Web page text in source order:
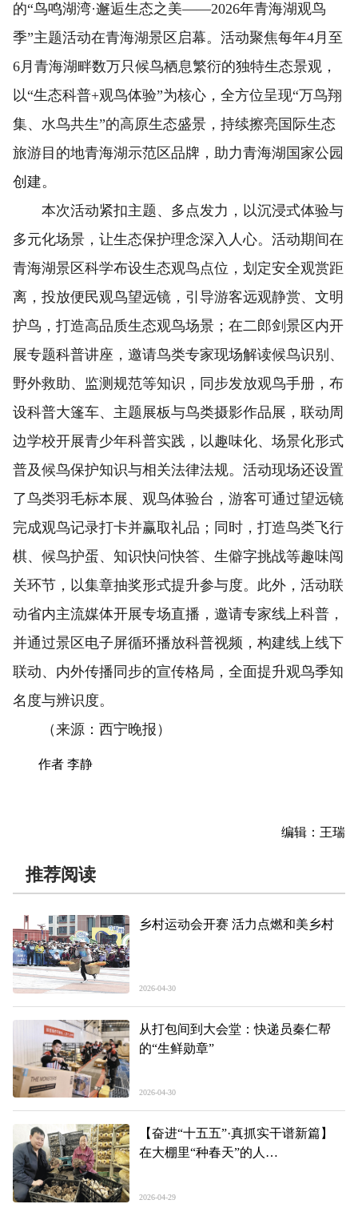
的“鸟鸣湖湾·邂逅生态之美——2026年青海湖观鸟
季”主题活动在青海湖景区启幕。活动聚焦每年4月至
6月青海湖畔数万只候鸟栖息繁衍的独特生态景观，
以“生态科普+观鸟体验”为核心，全方位呈现“万鸟翔
集、水鸟共生”的高原生态盛景，持续擦亮国际生态
旅游目的地青海湖示范区品牌，助力青海湖国家公园
创建。
本次活动紧扣主题、多点发力，以沉浸式体验与
多元化场景，让生态保护理念深入人心。活动期间在
青海湖景区科学布设生态观鸟点位，划定安全观赏距
离，投放便民观鸟望远镜，引导游客远观静赏、文明
护鸟，打造高品质生态观鸟场景；在二郎剑景区内开
展专题科普讲座，邀请鸟类专家现场解读候鸟识别、
野外救助、监测规范等知识，同步发放观鸟手册，布
设科普大篷车、主题展板与鸟类摄影作品展，联动周
边学校开展青少年科普实践，以趣味化、场景化形式
普及候鸟保护知识与相关法律法规。活动现场还设置
了鸟类羽毛标本展、观鸟体验台，游客可通过望远镜
完成观鸟记录打卡并赢取礼品；同时，打造鸟类飞行
棋、候鸟护蛋、知识快问快答、生僻字挑战等趣味闯
关环节，以集章抽奖形式提升参与度。此外，活动联
动省内主流媒体开展专场直播，邀请专家线上科普，
并通过景区电子屏循环播放科普视频，构建线上线下
联动、内外传播同步的宣传格局，全面提升观鸟季知
名度与辨识度。
（来源：西宁晚报）
作者 李静
编辑：王瑞
推荐阅读
乡村运动会开赛 活力点燃和美乡村
2026-04-30
从打包间到大会堂：快递员秦仁帮
的“生鲜勋章”
2026-04-30
【奋进“十五五”·真抓实干谱新篇】
在大棚里“种春天”的人
2026-04-29